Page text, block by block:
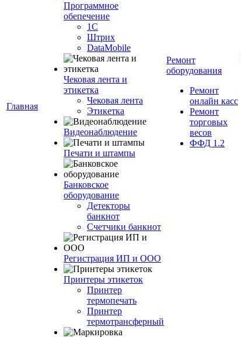
Главная
Программное
обепечение
1С
Штрих
DataMobile
Чековая лента и
этикетка
Чековая лента
Этикетка
Видеонаблюдение
Печати и штампы
Банковское
оборудование
Детекторы
банкнот
Счетчики банкнот
Регистрация ИП и ООО
Принтеры этикеток
Принтер
термопечать
Принтер
термотрансферный
Ремонт
оборудования
Ремонт
онлайн касс
Ремонт
торговых
весов
ФФД 1.2